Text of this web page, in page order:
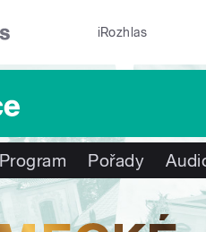
iRozhlas
Program Pořady